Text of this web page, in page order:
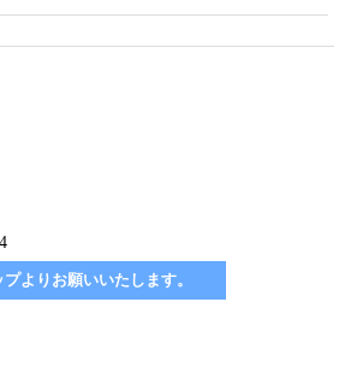
よりお願いいたします。